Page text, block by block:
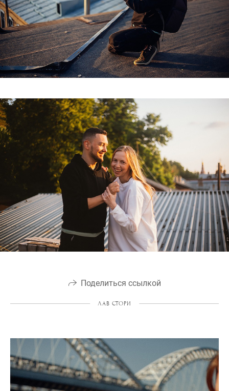
Поделиться ссылкой
ЛАВ СТОРИ